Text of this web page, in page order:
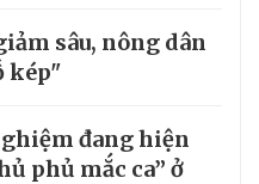
sâu, nông dân
kép"
đang hiện
phủ mắc ca” ở